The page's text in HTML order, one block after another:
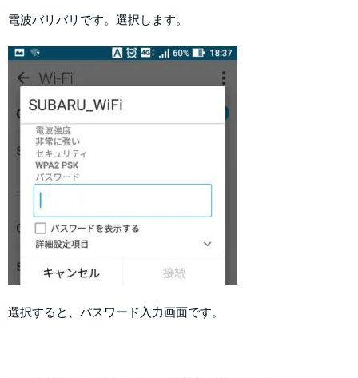
電波バリバリです。選択します。
選択すると、パスワード入力画面です。